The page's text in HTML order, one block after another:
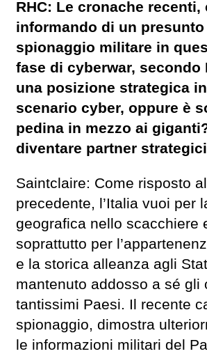
RHC: Le cronache recenti,
informando di un
spionaggio militare in
fase di cyberwar, secondo
una posizione strategica
scenario cyber, oppure è
pedina in mezzo ai
diventare partner
Saintclaire: Come risposto
precedente, l’Italia vuoi per
geografica nello scacchiere
soprattutto per
e la storica alleanza agli
mantenuto addosso a sé gli
tantissimi Paesi. Il recente
spionaggio, dimostra
le informazioni militari del